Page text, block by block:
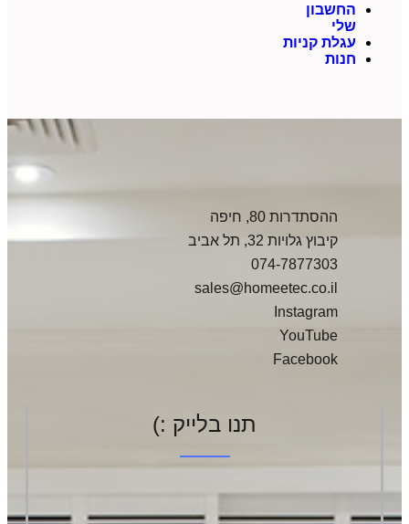
החשבון
שלי
עגלת קניות
חנות
ההסתדרות 80, חיפה
קיבוץ גלויות 32, תל אביב
074-7877303
sales@homeetec.co.il
Instagram
YouTube
Facebook
תנו בלייק :)